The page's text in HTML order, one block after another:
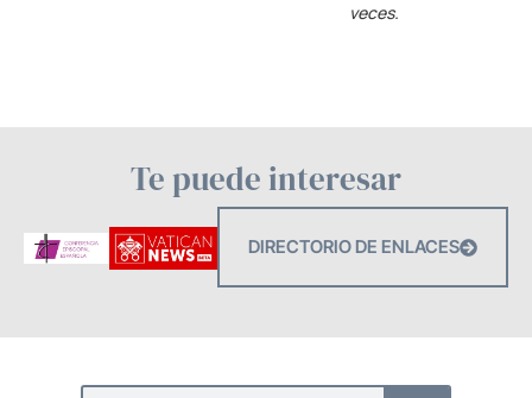
veces.
Te puede interesar
DIRECTORIO DE ENLACES